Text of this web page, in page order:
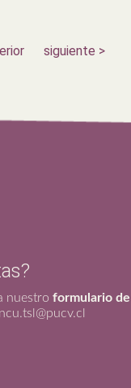
siguiente >
nuestro formulario de